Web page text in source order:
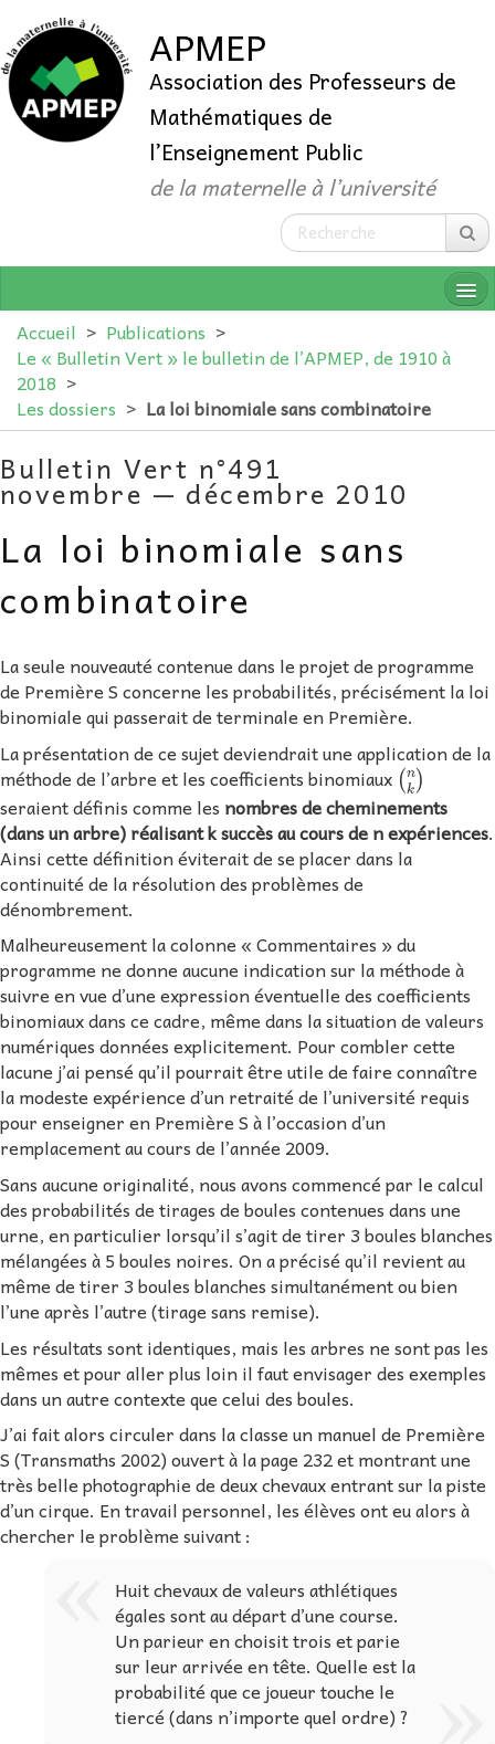
APMEP
Association des Professeurs de
Mathématiques de
l’Enseignement Public
de la maternelle à l’université
QUI SOMMES-NOUS ?
ADHÉRER
Accueil > Publications >
Le « Bulletin Vert » le bulletin de l’APMEP, de 1910 à
2018 >
Les dossiers > La loi binomiale sans combinatoire
Bulletin Vert n°491
novembre — décembre 2010
La loi binomiale sans
combinatoire
La seule nouveauté contenue dans le projet de programme
de Première S concerne les probabilités, précisément la loi
binomiale qui passerait de terminale en Première.
La présentation de ce sujet deviendrait une application de la
méthode de l’arbre et les coefficients binomiaux(nk)
seraient définis comme les nombres de cheminements
(dans un arbre) réalisant k succès au cours de n expériences.
Ainsi cette définition éviterait de se placer dans la
continuité de la résolution des problèmes de
dénombrement.
Malheureusement la colonne « Commentaires » du
programme ne donne aucune indication sur la méthode à
suivre en vue d’une expression éventuelle des coefficients
binomiaux dans ce cadre, même dans la situation de valeurs
numériques données explicitement. Pour combler cette
lacune j’ai pensé qu’il pourrait être utile de faire connaître
la modeste expérience d’un retraité de l’université requis
pour enseigner en Première S à l’occasion d’un
remplacement au cours de l’année 2009.
Sans aucune originalité, nous avons commencé par le calcul
des probabilités de tirages de boules contenues dans une
urne, en particulier lorsqu’il s’agit de tirer 3 boules blanches
mélangées à 5 boules noires. On a précisé qu’il revient au
même de tirer 3 boules blanches simultanément ou bien
l’une après l’autre (tirage sans remise).
Les résultats sont identiques, mais les arbres ne sont pas les
mêmes et pour aller plus loin il faut envisager des exemples
dans un autre contexte que celui des boules.
J’ai fait alors circuler dans la classe un manuel de Première
S (Transmaths 2002) ouvert à la page 232 et montrant une
très belle photographie de deux chevaux entrant sur la piste
d’un cirque. En travail personnel, les élèves ont eu alors à
chercher le problème suivant :
Huit chevaux de valeurs athlétiques
égales sont au départ d’une course.
Un parieur en choisit trois et parie
sur leur arrivée en tête. Quelle est la
probabilité que ce joueur touche le
tiercé (dans n’importe quel ordre) ?